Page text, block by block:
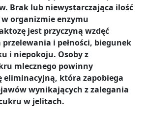
Brak lub niewystarczająca ilość
organizmie enzymu
jest przyczyną wzdęć
i pełności, biegunek
i niepokoju. Osoby z
mlecznego powinny
eliminacyjną, która zapobiega
wynikających z zalegania
w jelitach.